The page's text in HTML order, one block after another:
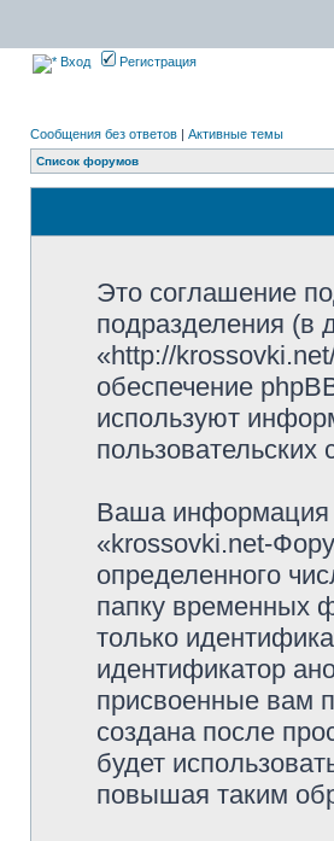
Вход Регистрация
Сообщения без ответов | Активные темы
Список форумов
Это соглашение
подразделения
«http://
обеспечение
используют
Ваша информация
«krossovki.net-
определенного
папку временных
только
идентификатор
присвоенные вам
создана после
будет
повышая таким